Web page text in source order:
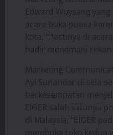
Edward Wuysang
acara buka puasa
kota, “Pastinya di
hadir menemani
Marketing
Ayi Sunandar di sela-
berkesempatan
EIGER salah satunya
di Malaysia, “EIGER
membuka toko kedua